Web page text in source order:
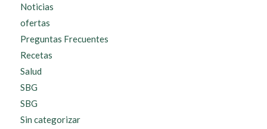
Noticias
ofertas
Preguntas Frecuentes
Recetas
Salud
SBG
SBG
Sin categorizar